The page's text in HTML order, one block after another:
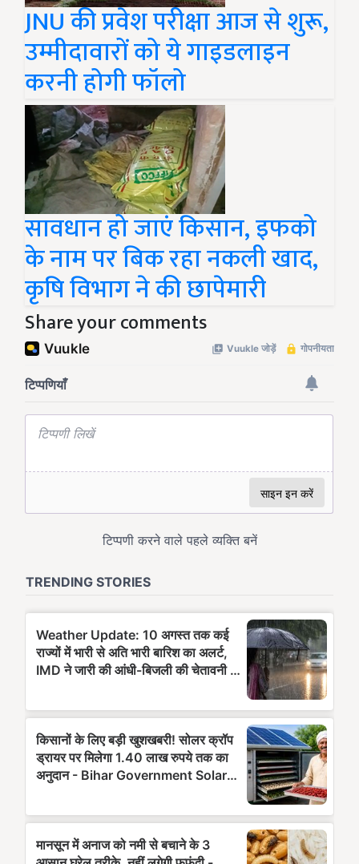
JNU की प्रवेश परीक्षा आज से शुरू,
उम्मीदावारों को ये गाइडलाइन
करनी होगी फॉलो
सावधान हो जाएं किसान, इफको
के नाम पर बिक रहा नकली खाद,
कृषि विभाग ने की छापेमारी
Share your comments